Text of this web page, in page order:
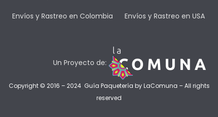
Envíos y Rastreo en Colombia Envíos y Rastreo en USA
Un Proyecto de:
Copyright © 2016 – 2024 Guía Paquetería byLaComuna – All rights
reserved